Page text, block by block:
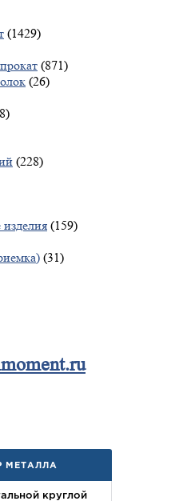
(1429)
(871)
(26)
(228)
(159)
(31)